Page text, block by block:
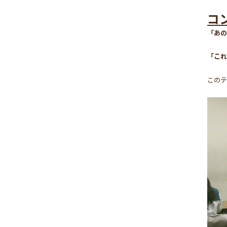
コ
「あ
「こ
この